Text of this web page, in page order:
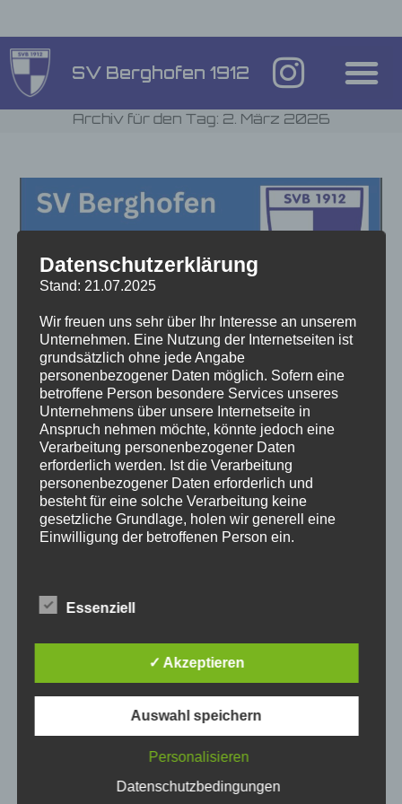
SV Berghofen 1912
Archiv für den Tag: 2. März 2026
zu spielen. Bei Interesse meldet euch! Wir freuen uns auf
Datenschutzerklärung
Stand: 21.07.2025
Wir freuen uns sehr über Ihr Interesse an unserem
Unternehmen. Eine Nutzung der Internetseiten ist
grundsätzlich ohne jede Angabe
personenbezogener Daten möglich. Sofern eine
betroffene Person besondere Services unseres
Unternehmens über unsere Internetseite in
Anspruch nehmen möchte, könnte jedoch eine
Verarbeitung personenbezogener Daten
erforderlich werden. Ist die Verarbeitung
personenbezogener Daten erforderlich und
besteht für eine solche Verarbeitung keine
gesetzliche Grundlage, holen wir generell eine
Einwilligung der betroffenen Person ein.
Adresse oder Telefonnummer einer betroffenen
Datenschutz-Grundverordnung und in
Übereinstimmung mit den für uns geltenden
landesspezifischen Datenschutzbestimmungen.
Mittels dieser Datenschutzerklärung möchte unser
Unternehmen die Öffentlichkeit über Art, Umfang
und Zweck der von uns erhobenen, genutzten und
verarbeiteten personenbezogenen Daten
mittels dieser Datenschutzerklärung über die ihnen
Essenziell
✓ Akzeptieren
Auswahl speichern
Personalisieren
Datenschutzbedingungen